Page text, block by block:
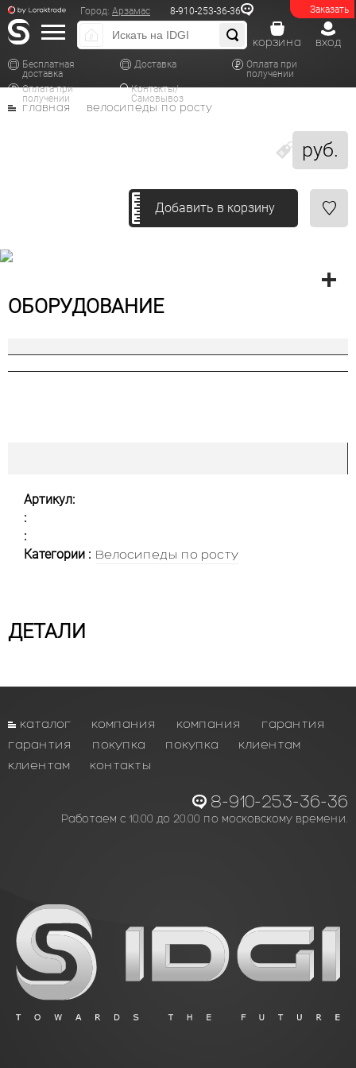
Заказать
Город: Арзамас 8-910-253-36-36
Бесплатная
доставка
Доставка
Оплата при
получении
Оплата при
получении
Контакты/
Самовывоз
вход
корзина
руб.
главная велосипеды по росту
Добавить в корзину
ОБОРУДОВАНИЕ
Артикул:
:
:
Категории : Велосипеды по росту
ДЕТАЛИ
каталог компания компания
гарантия
гарантия
покупка покупка
клиентам
клиентам
контакты
8-910-253-36-36
Работаем с 10.00 до 20.00 по московскому времени.